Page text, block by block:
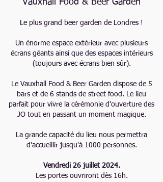
Vauxhall Food & Beer Garden
Le plus grand beer garden de Londres !
Un énorme espace extérieur avec plusieurs
écrans géants ainsi que des espaces intérieurs
(toujours avec écrans bien sûr).
Le Vauxhall Food & Beer Garden dispose de 5
bars et de 6 stands de street food. Le lieu
parfait pour vivre la cérémonie d'ouverture des
JO tout en passant un moment magique.
La grande capacité du lieu nous permettra
d'accueillir jusqu'à 1000 personnes.
Vendredi 26 juillet 2024.
Les portes ouvriront dès 16h.